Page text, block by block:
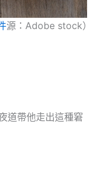
源：Adobe stock）
道帶他走出這種窘